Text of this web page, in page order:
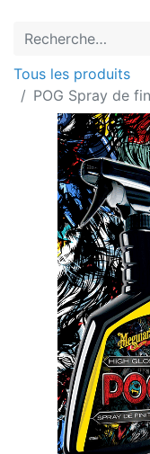
Tous les produits
POG Spray de